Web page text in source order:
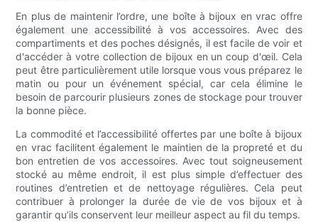
En plus de maintenir l’ordre, une boîte à bijoux en vrac offre
également une accessibilité à vos accessoires. Avec des
compartiments et des poches désignés, il est facile de voir et
d'accéder à votre collection de bijoux en un coup d'œil. Cela
peut être particulièrement utile lorsque vous vous préparez le
matin ou pour un événement spécial, car cela élimine le
besoin de parcourir plusieurs zones de stockage pour trouver
la bonne pièce.
La commodité et l’accessibilité offertes par une boîte à bijoux
en vrac facilitent également le maintien de la propreté et du
bon entretien de vos accessoires. Avec tout soigneusement
stocké au même endroit, il est plus simple d’effectuer des
routines d’entretien et de nettoyage régulières. Cela peut
contribuer à prolonger la durée de vie de vos bijoux et à
garantir qu’ils conservent leur meilleur aspect au fil du temps.